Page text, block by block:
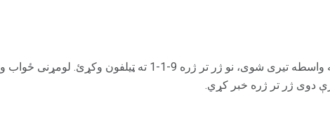
که تاسو شک لرئ چې یوکس د اکسیمیورفون په واسطه تیری شوی، نو ژر تر ژره 9-1-1 ته ټیلفون
دوی ژر تر ژره خبر کړي.